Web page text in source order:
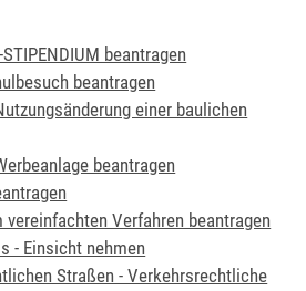
beantragen
beantragen
einer baulichen
beantragen
vereinfachten Verfahren beantragen
- Einsicht nehmen
Straßen - Verkehrsrechtliche